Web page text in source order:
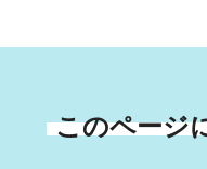
このページ